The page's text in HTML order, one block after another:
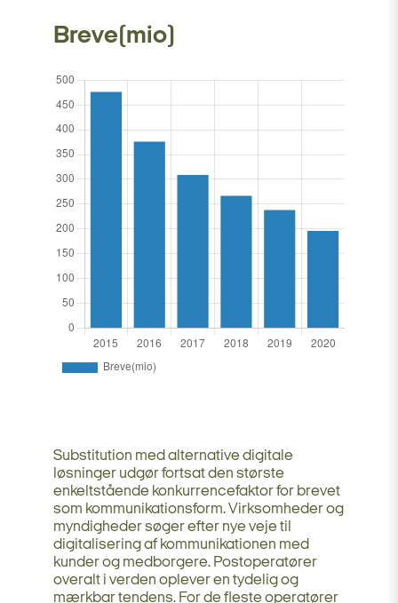
Breve(mio)
Substitution med alternative digitale
løsninger udgør fortsat den største
enkeltstående konkurrencefaktor for brevet
som kommunikationsform. Virksomheder og
myndigheder søger efter nye veje til
digitalisering af kommunikationen med
kunder og medborgere. Postoperatører
overalt i verden oplever en tydelig og
mærkbar tendens. For de fleste operatører